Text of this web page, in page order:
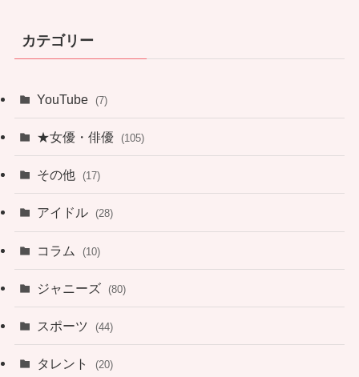
カテゴリー
YouTube (7)
★女優・俳優 (105)
その他 (17)
アイドル (28)
コラム (10)
ジャニーズ (80)
スポーツ (44)
タレント (20)